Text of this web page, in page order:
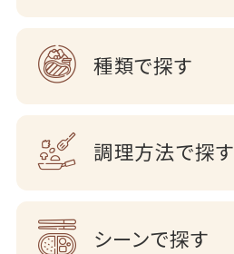
種類で探す
調理方法で探す
シーンで探す